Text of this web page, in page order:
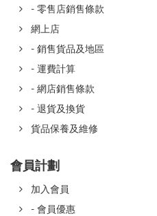
- 零售店銷售條款
網上店
- 銷售貨品及地區
- 運費計算
- 網店銷售條款
- 退貨及換貨
貨品保養及維修
會員計劃
加入會員
- 會員優惠